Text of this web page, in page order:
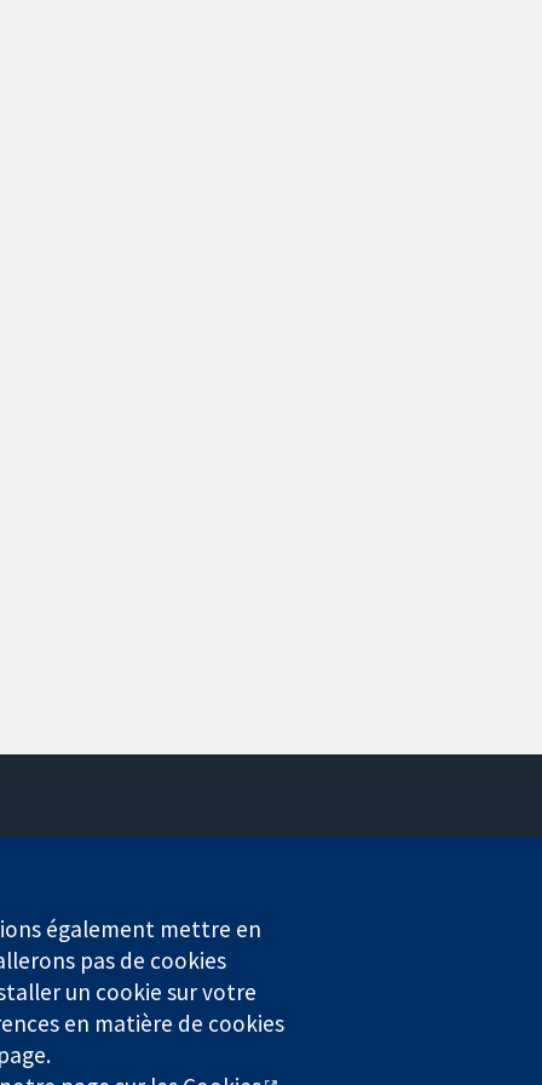
Service de presse
Qui sommes-nous
Offres d'emploi
Cochrane Library
également mettre en
pas de cookies
un cookie sur votre
en matière de cookies